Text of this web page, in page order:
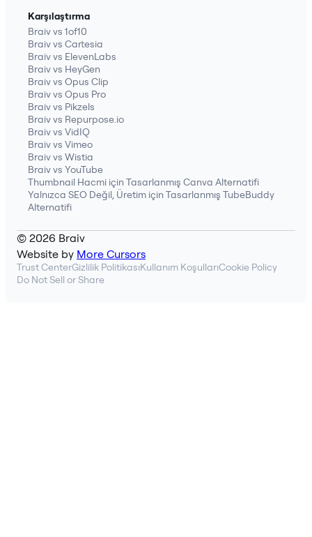
Karşılaştırma
Braiv vs 1of10
Braiv vs Cartesia
Braiv vs ElevenLabs
Braiv vs HeyGen
Braiv vs Opus Clip
Braiv vs Opus Pro
Braiv vs Pikzels
Braiv vs Repurpose.io
Braiv vs VidIQ
Braiv vs Vimeo
Braiv vs Wistia
Braiv vs YouTube
Thumbnail Hacmi için Tasarlanmış Canva Alternatifi
Yalnızca SEO Değil, Üretim için Tasarlanmış TubeBuddy
Alternatifi
© 2026 Braiv
Website by More Cursors
Trust CenterGizlilik PolitikasıKullanım KoşullarıCookie Policy
Do Not Sell or Share